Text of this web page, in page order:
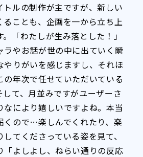
トルの制作が主ですが、新しい
ることも、企画を一から立ち上
「わたしが生み落とした！」
ラやお話が世の中に出ていく瞬
やりがいを感じますし、それほ
の年次で任せていただいている
して、月並みですがユーザーさ
なにより嬉しいですよね。本当
くので…楽しんでくれたり、楽
てくださっている姿を見て、
「よしよし、ねらい通りの反応